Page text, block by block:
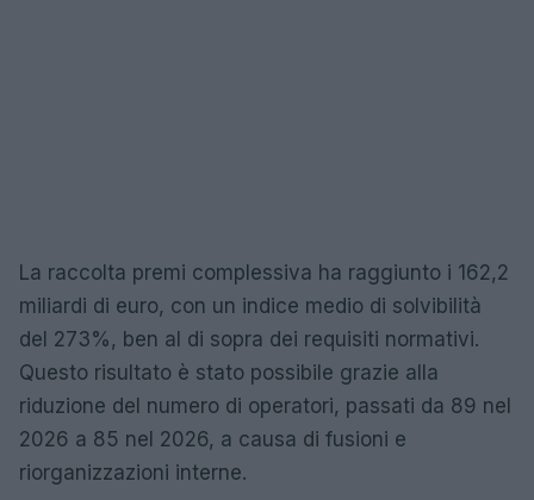
La raccolta premi complessiva ha raggiunto i 162,2
miliardi di euro, con un indice medio di solvibilità
del 273%, ben al di sopra dei requisiti normativi.
Questo risultato è stato possibile grazie alla
riduzione del numero di operatori, passati da 89 nel
2026 a 85 nel 2026, a causa di fusioni e
riorganizzazioni interne.